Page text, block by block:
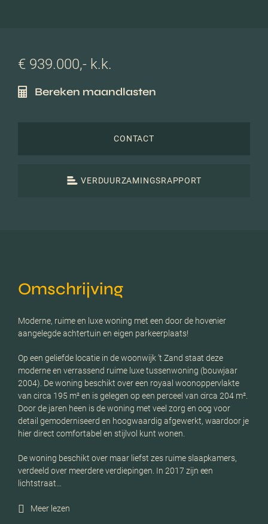
€ 939.000,- k.k.
Bereken maandlasten
CONTACT
VERDUURZAMINGSRAPPORT
Omschrijving
Moderne, ruime en luxe woning met een door de hovenier
aangelegde achtertuin en eigen parkeerplaats!
Op een geliefde locatie in de woonwijk ’t Zand staat deze
moderne en verrassend ruime luxe tussenwoning (bouwjaar
2004). De woning beschikt over een royaal woonoppervlakte
van circa 195 m² en is gelegen op een perceel van circa 204 m².
Door de jaren heen is de woning met veel zorg en oog voor
detail gemoderniseerd en hoogwaardig afgewerkt, waardoor je
hier direct comfortabel en stijlvol kunt wonen.
De woning beschikt over maar liefst zes ruime slaapkamers,
verdeeld over meerdere verdiepingen. In 2017 zijn een
lichtstraat…
Meer lezen